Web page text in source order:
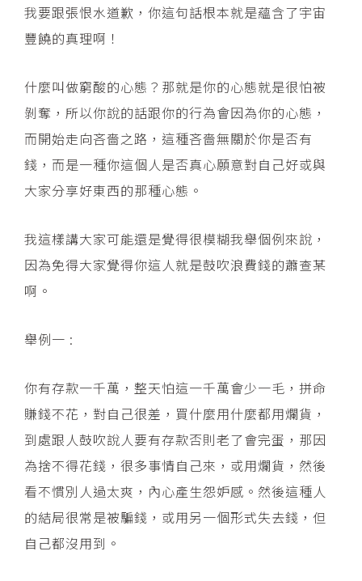
我要跟張恨水道歉，你這句話根本就是蘊含了宇宙
豐饒的真理啊！
什麼叫做窮酸的心態？那就是你的心態就是很怕被
剝奪，所以你說的話跟你的行為會因為你的心態，
而開始走向吝嗇之路，這種吝嗇無關於你是否有
錢，而是一種你這個人是否真心願意對自己好或與
大家分享好東西的那種心態。
我這樣講大家可能還是覺得很模糊我舉個例來說，
因為免得大家覺得你這人就是鼓吹浪費錢的蕭查某
啊。
舉例一 :
你有存款一千萬，整天怕這一千萬會少一毛，拼命
賺錢不花，對自己很差，買什麼用什麼都用爛貨，
到處跟人鼓吹說人要有存款否則老了會完蛋，那因
為捨不得花錢，很多事情自己來，或用爛貨，然後
看不慣別人過太爽，內心產生怨妒感。然後這種人
的結局很常是被騙錢，或用另一個形式失去錢，但
自己都沒用到。